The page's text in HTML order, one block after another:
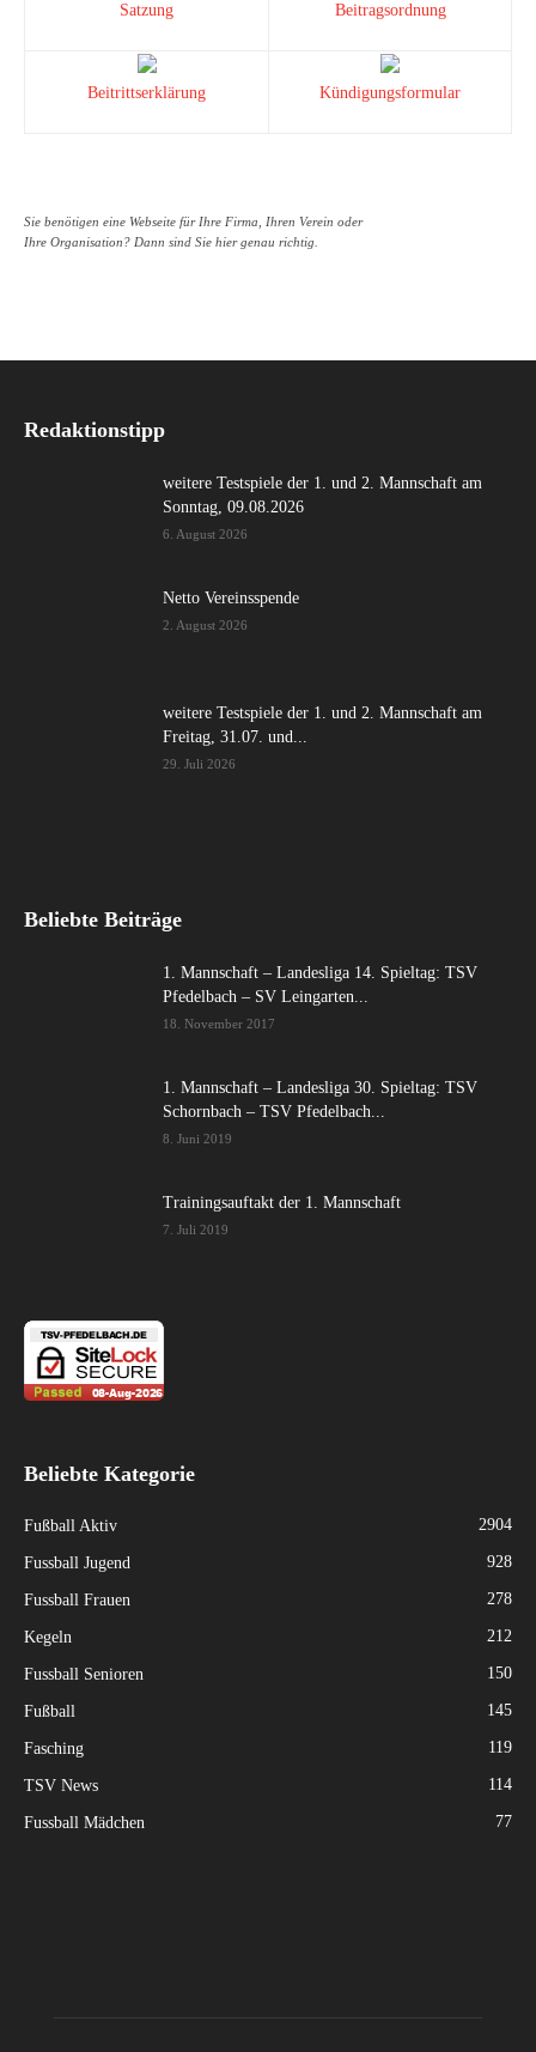
Satzung Beitragsordnung
Beitrittserklärung Kündigungsformular
Sie benötigen eine Webseite für Ihre Firma, Ihren Verein oder
Ihre Organisation? Dann sind Sie hier genau richtig.
Redaktionstipp
weitere Testspiele der 1. und 2. Mannschaft am
Sonntag, 09.08.2026
6. August 2026
Netto Vereinsspende
2. August 2026
weitere Testspiele der 1. und 2. Mannschaft am
Freitag, 31.07. und...
29. Juli 2026
Beliebte Beiträge
1. Mannschaft – Landesliga 14. Spieltag: TSV
Pfedelbach – SV Leingarten...
18. November 2017
1. Mannschaft – Landesliga 30. Spieltag: TSV
Schornbach – TSV Pfedelbach...
8. Juni 2019
Trainingsauftakt der 1. Mannschaft
7. Juli 2019
Beliebte Kategorie
Fußball Aktiv 2904
Fussball Jugend 928
Fussball Frauen 278
Kegeln 212
Fussball Senioren 150
Fußball 145
Fasching 119
TSV News 114
Fussball Mädchen 77